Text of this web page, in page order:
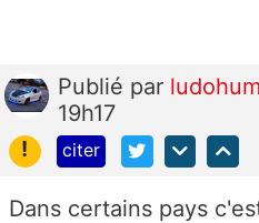
Publié par ludohum
19h17
!
citer
Dans certains pays